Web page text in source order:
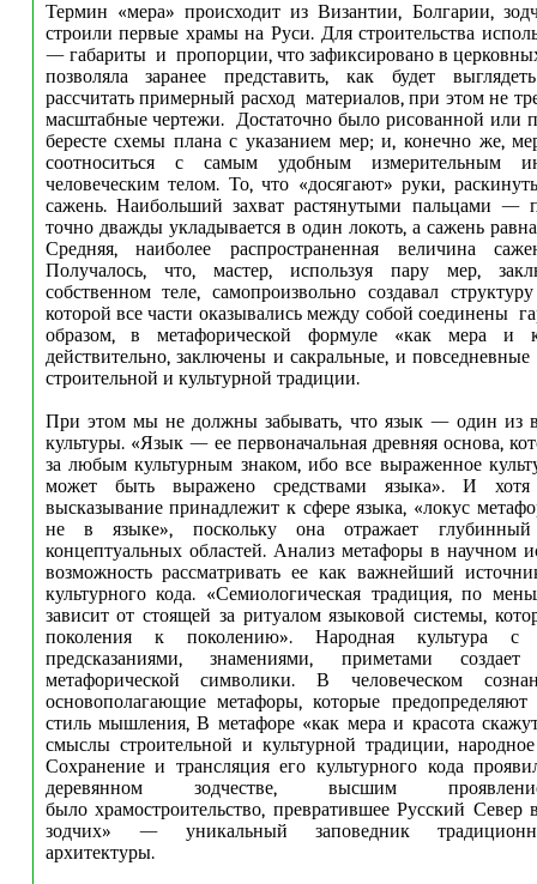
Термин «мера» происходит из Византии, Болгарии,
строили первые храмы на Руси. Для строительства
— габариты и пропорции, что зафиксировано в
позволяла заранее представить, как будет
рассчитать примерный расход материалов, при этом не
масштабные чертежи. Достаточно было рисованной или
бересте схемы плана с указанием мер; и, конечно же,
соотноситься с самым удобным измерительным
человеческим телом. То, что «досягают» руки,
сажень. Наибольший захват растянутыми пальцами —
точно дважды укладывается в один локоть, а сажень
Средняя, наиболее распространенная величина
Получалось, что, мастер, используя пару мер,
собственном теле, самопроизвольно создавал
которой все части оказывались между собой соединены
образом, в метафорической формуле «как мера и
действительно, заключены и сакральные, и
строительной и культурной традиции.
При этом мы не должны забывать, что язык — один из
культуры. «Язык — ее первоначальная древняя основа,
за любым культурным знаком, ибо все выраженное
может быть выражено средствами языка». И хотя
высказывание принадлежит к сфере языка, «локус
не в языке», поскольку она отражает
концептуальных областей. Анализ метафоры в научном
возможность рассматривать ее как важнейший
культурного кода. «Семиологическая традиция, по
зависит от стоящей за ритуалом языковой системы,
поколения к поколению». Народная культура с
предсказаниями, знамениями, приметами
метафорической символики. В человеческом
основополагающие метафоры, которые
стиль мышления, В метафоре «как мера и красота
смыслы строительной и культурной традиции,
Сохранение и трансляция его культурного кода
деревянном зодчестве, высшим
было храмостроительство, превратившее Русский Север
зодчих» — уникальный заповедник
архитектуры.